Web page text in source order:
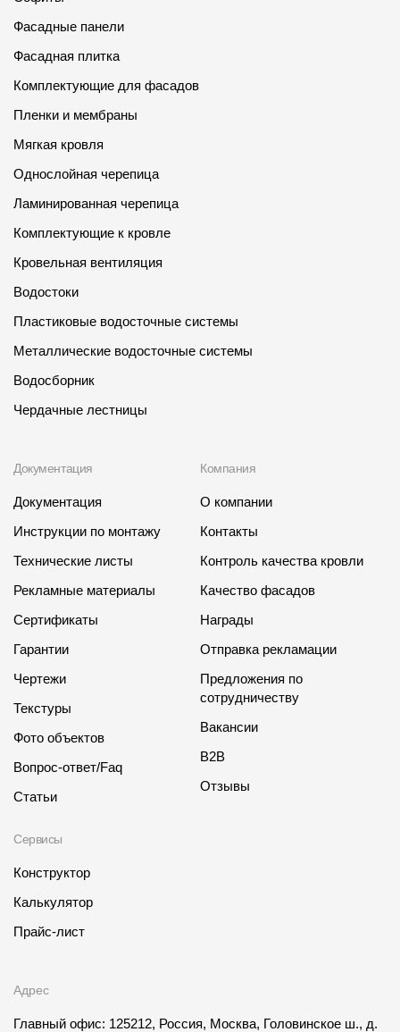
Фасадные панели
Фасадная плитка
Комплектующие для фасадов
Пленки и мембраны
Мягкая кровля
Однослойная черепица
Ламинированная черепица
Комплектующие к кровле
Кровельная вентиляция
Водостоки
Пластиковые водосточные системы
Металлические водосточные системы
Водосборник
Чердачные лестницы
Документация
Документация
Инструкции по монтажу
Технические листы
Рекламные материалы
Сертификаты
Гарантии
Чертежи
Текстуры
Фото объектов
Вопрос-ответ/Faq
Статьи
Сервисы
Конструктор
Калькулятор
Прайс-лист
Компания
О компании
Контакты
Контроль качества кровли
Качество фасадов
Награды
Отправка рекламации
Предложения по
сотрудничеству
Вакансии
B2B
Отзывы
Адрес
Главный офис: 125212, Россия, Москва, Головинское ш., д.